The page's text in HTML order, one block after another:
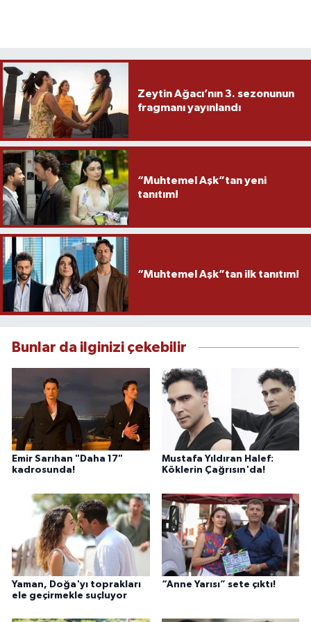
Zeytin Ağacı’nın 3. sezonunun
fragmanı yayınlandı
“Muhtemel Aşk”tan yeni
tanıtım!
“Muhtemel Aşk”tan ilk tanıtım!
Bunlar da ilginizi çekebilir
Emir Sarıhan "Daha 17"
kadrosunda!
Mustafa Yıldıran Halef:
Köklerin Çağrısın'da!
Yaman, Doğa'yı toprakları
ele geçirmekle suçluyor
“Anne Yarısı” sete çıktı!